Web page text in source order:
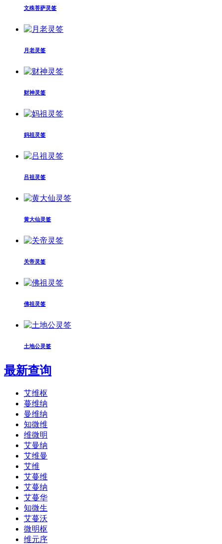
文殊菩萨灵签
月老灵签
财神灵签
妈祖灵签
吕祖灵签
黄大仙灵签
关帝灵签
佛祖灵签
土地公灵签
最新查询
艾维枢
蔓维纳
曼维纳
知微维
维微明
艾曼纳
艾维曼
艾维
艾蔓维
艾蔓纳
艾蔓华
知微生
艾蔓沃
微明枢
维元序